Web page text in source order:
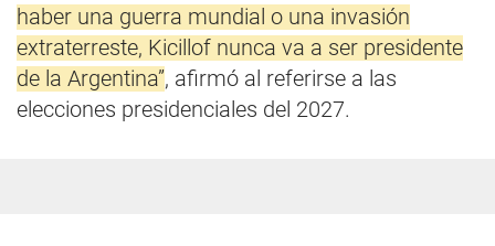
haber una guerra mundial o una invasión
extraterreste, Kicillof nunca va a ser presidente
de la Argentina”, afirmó al referirse a las
elecciones presidenciales del 2027.